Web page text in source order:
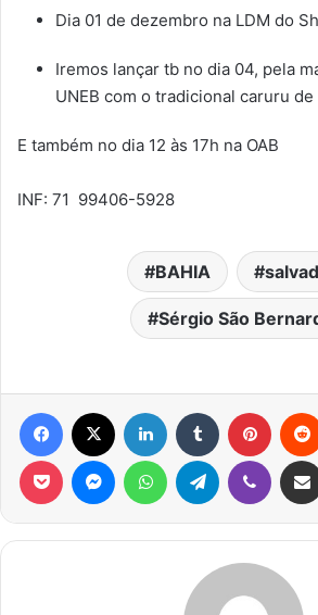
Dia 01 de dezembro na LDM do
Iremos lançar tb no dia 04, pela
UNEB com o tradicional caruru de
E também no dia 12 às 17h na OAB
INF: 71 99406-5928
BAHIA
Sérgio São
Facebook Linkedin Tumblr
Pocket MessengerWhatsAppTelegram Viber